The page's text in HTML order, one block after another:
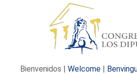
Bienvenidos | Welcome |